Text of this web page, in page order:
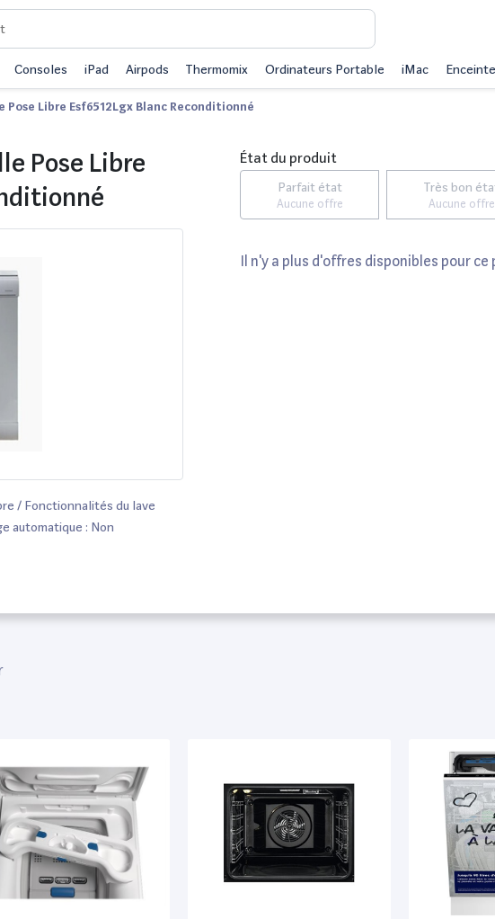
Consoles iPad Airpods Thermomix Ordinateurs Portable iMac
Pose Libre Esf6512Lgx Blanc Reconditionné
Pose Libre
/ Fonctionnalités du lave
automatique : Non
État du produit
Parfait état
Aucune offre
Très bon
Aucune offre
Il n'y a plus d'offres disponibles pour